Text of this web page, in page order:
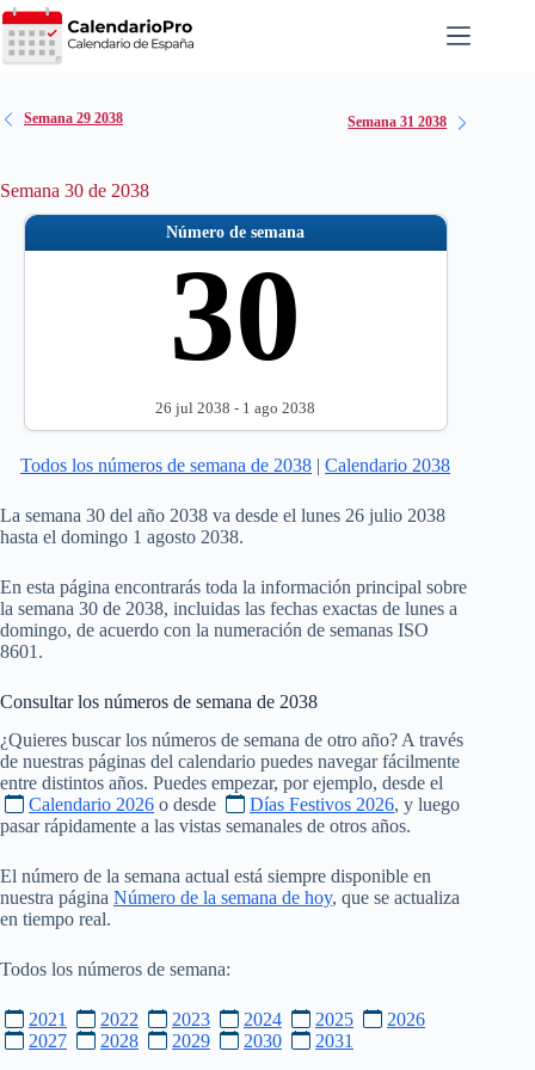
Saltar
al
contenido
Semana 29 2038 Semana 31 2038
Semana 30 de 2038
Número de semana
30
26 jul 2038 - 1 ago 2038
Todos los números de semana de 2038 |Calendario 2038
La semana 30 del año 2038 va desde el lunes 26 julio 2038
hasta el domingo 1 agosto 2038.
En esta página encontrarás toda la información principal sobre
la semana 30 de 2038, incluidas las fechas exactas de lunes a
domingo, de acuerdo con la numeración de semanas ISO
8601.
Consultar los números de semana de 2038
¿Quieres buscar los números de semana de otro año? A través
de nuestras páginas del calendario puedes navegar fácilmente
entre distintos años. Puedes empezar, por ejemplo, desde el
Calendario 2026 o desde Días Festivos 2026, y luego
pasar rápidamente a las vistas semanales de otros años.
El número de la semana actual está siempre disponible en
nuestra página Número de la semana de hoy, que se actualiza
en tiempo real.
Todos los números de semana:
2021 2022 2023 2024 2025
2026
2027
2028 2029 2030 2031